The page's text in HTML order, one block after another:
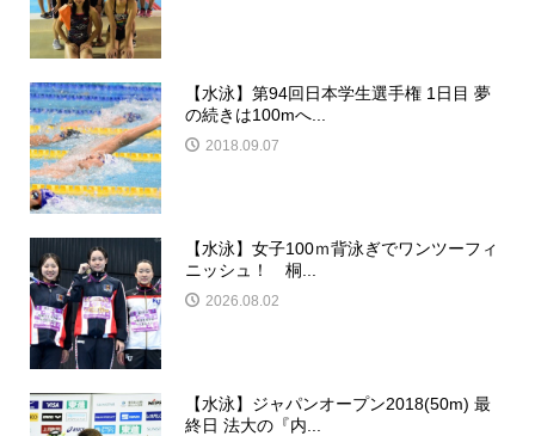
【水泳】第94回日本学生選手権 1日目 夢
の続きは100mへ...
2018.09.07
【水泳】女子100ｍ背泳ぎでワンツーフィ
ニッシュ！ 桐...
2026.08.02
【水泳】ジャパンオープン2018(50m) 最
終日 法大の『内...